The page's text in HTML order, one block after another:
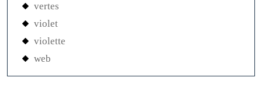
vertes
violet
violette
web